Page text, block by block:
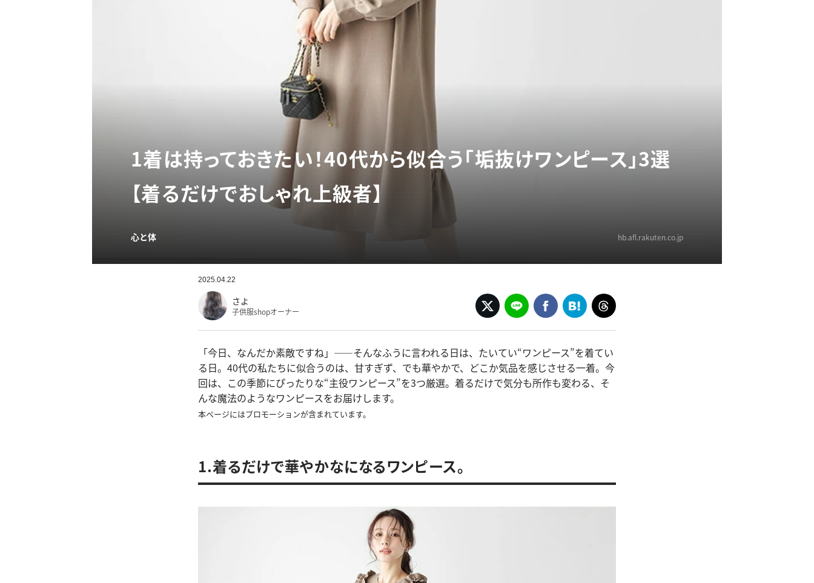
1着は持っておきたい！40代から似合う「垢抜けワンピース」3選
【着るだけでおしゃれ上級者】
心と体 hb.afl.rakuten.co.jp
2025.04.22
さよ
子供服shopオーナー
「今日、なんだか素敵ですね」——そんなふうに言われる日は、たいてい“ワンピース”を着てい
る日。40代の私たちに似合うのは、甘すぎず、でも華やかで、どこか気品を感じさせる一着。今
回は、この季節にぴったりな“主役ワンピース”を3つ厳選。着るだけで気分も所作も変わる、そ
んな魔法のようなワンピースをお届けします。
本ページにはプロモーションが含まれています。
1.着るだけで華やかなになるワンピース。